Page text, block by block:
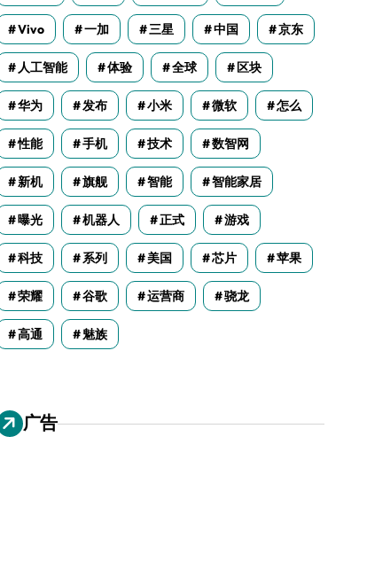
Vivo 一加 三星 中国 京东
人工智能 体验 全球 区块
华为 发布 小米 微软 怎么
性能 手机 技术 数智网
新机 旗舰 智能 智能家居
曝光 机器人 正式 游戏
科技 系列 美国 芯片 苹果
荣耀 谷歌 运营商 骁龙
高通 魅族
广告